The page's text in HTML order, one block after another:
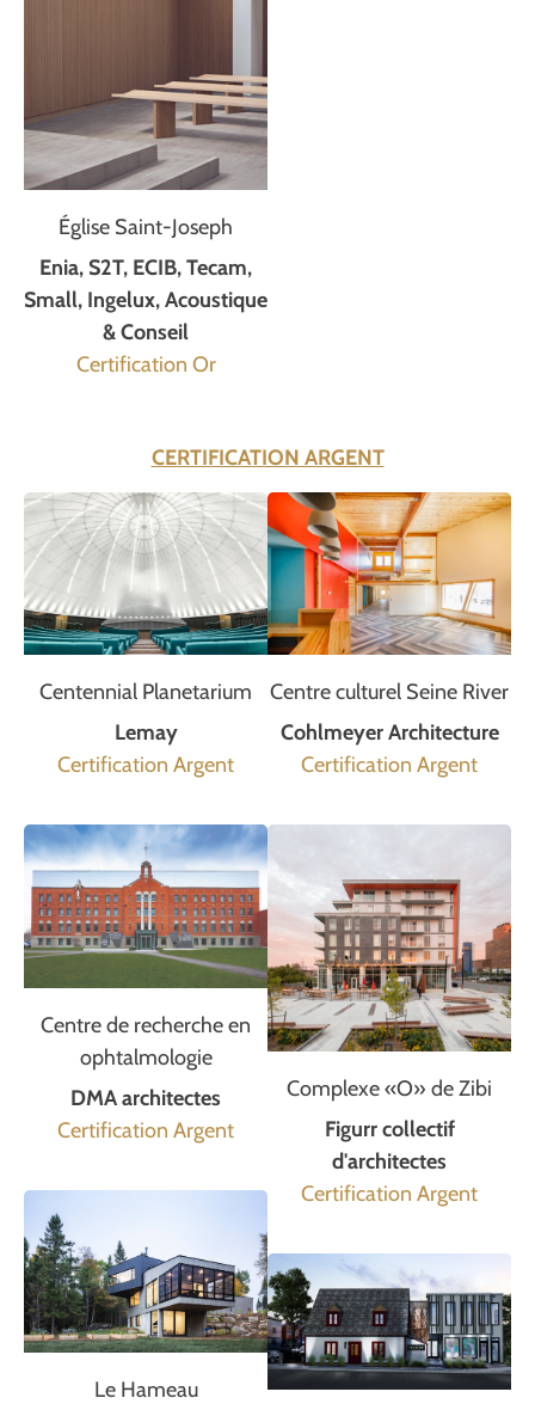
Église Saint-Joseph
Enia, S2T, ECIB, Tecam,
Small, Ingelux, Acoustique
& Conseil
Certification Or
CERTIFICATION ARGENT
Centennial Planetarium
Lemay
Certification Argent
Centre de recherche en
ophtalmologie
DMA architectes
Certification Argent
Le Hameau
Centre culturel Seine River
Cohlmeyer Architecture
Certification Argent
Complexe «O» de Zibi
Figurr collectif
d'architectes
Certification Argent